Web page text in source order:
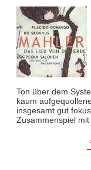
Ton über dem
kaum
insgesamt gut
Zusammenspiel